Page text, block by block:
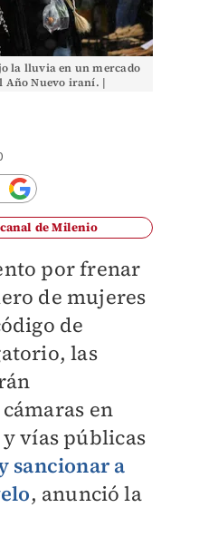
la lluvia en un mercado
Año Nuevo iraní. |
de Milenio
por frenar
de mujeres
de
las
en
vías públicas
sancionar a
, anunció la